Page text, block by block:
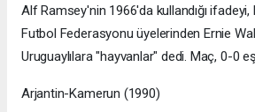
Alf Ramsey'nin 1966'da kullandığı
Futbol Federasyonu üyelerinden Ernie
Uruguaylılara "hayvanlar" dedi. Maç, 0-0
Arjantin-Kamerun (1990)